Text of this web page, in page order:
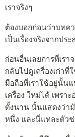
เราจริงๆ
ต้องบอกก่อนว่าบทค
เป็นเรื่องจริงจากป
ก่อนอื่นเลยการที่เร
กลับไปดูเครื่องเก่า
มือถือที่เราใช้อยู่นั้น
เครื่อง ใหม่ได้ เพรา
ตั้งนาน นั้นแสดงว่ามั
หนึ่ง และนี่แหละตัวช่